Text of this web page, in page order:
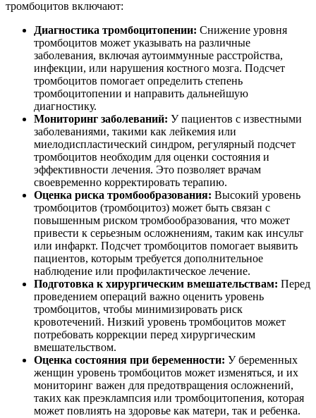
тромбоцитов включают:
Диагностика тромбоцитопении: Снижение уровня
тромбоцитов может указывать на различные
заболевания, включая аутоиммунные расстройства,
инфекции, или нарушения костного мозга. Подсчет
тромбоцитов помогает определить степень
тромбоцитопении и направить дальнейшую
диагностику.
Мониторинг заболеваний: У пациентов с известными
заболеваниями, такими как лейкемия или
миелодиспластический синдром, регулярный подсчет
тромбоцитов необходим для оценки состояния и
эффективности лечения. Это позволяет врачам
своевременно корректировать терапию.
Оценка риска тромбообразования: Высокий уровень
тромбоцитов (тромбоцитоз) может быть связан с
повышенным риском тромбообразования, что может
привести к серьезным осложнениям, таким как инсульт
или инфаркт. Подсчет тромбоцитов помогает выявить
пациентов, которым требуется дополнительное
наблюдение или профилактическое лечение.
Подготовка к хирургическим вмешательствам: Перед
проведением операций важно оценить уровень
тромбоцитов, чтобы минимизировать риск
кровотечений. Низкий уровень тромбоцитов может
потребовать коррекции перед хирургическим
вмешательством.
Оценка состояния при беременности: У беременных
женщин уровень тромбоцитов может изменяться, и их
мониторинг важен для предотвращения осложнений,
таких как преэклампсия или тромбоцитопения, которая
может повлиять на здоровье как матери, так и ребенка.